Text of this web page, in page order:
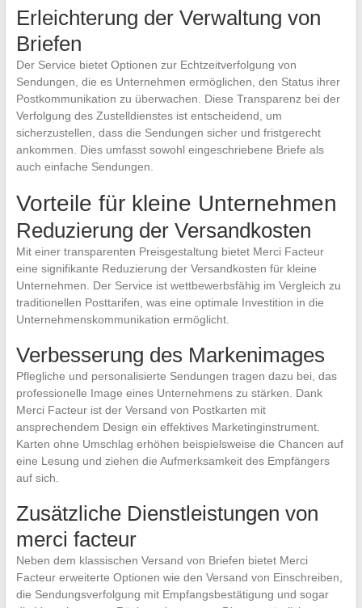
Erleichterung der Verwaltung von
Briefen
Der Service bietet Optionen zur Echtzeitverfolgung von
Sendungen, die es Unternehmen ermöglichen, den Status ihrer
Postkommunikation zu überwachen. Diese Transparenz bei der
Verfolgung des Zustelldienstes ist entscheidend, um
sicherzustellen, dass die Sendungen sicher und fristgerecht
ankommen. Dies umfasst sowohl eingeschriebene Briefe als
auch einfache Sendungen.
Vorteile für kleine Unternehmen
Reduzierung der Versandkosten
Mit einer transparenten Preisgestaltung bietet Merci Facteur
eine signifikante Reduzierung der Versandkosten für kleine
Unternehmen. Der Service ist wettbewerbsfähig im Vergleich zu
traditionellen Posttarifen, was eine optimale Investition in die
Unternehmenskommunikation ermöglicht.
Verbesserung des Markenimages
Pflegliche und personalisierte Sendungen tragen dazu bei, das
professionelle Image eines Unternehmens zu stärken. Dank
Merci Facteur ist der Versand von Postkarten mit
ansprechendem Design ein effektives Marketinginstrument.
Karten ohne Umschlag erhöhen beispielsweise die Chancen auf
eine Lesung und ziehen die Aufmerksamkeit des Empfängers
auf sich.
Zusätzliche Dienstleistungen von
merci facteur
Neben dem klassischen Versand von Briefen bietet Merci
Facteur erweiterte Optionen wie den Versand von Einschreiben,
die Sendungsverfolgung mit Empfangsbestätigung und sogar